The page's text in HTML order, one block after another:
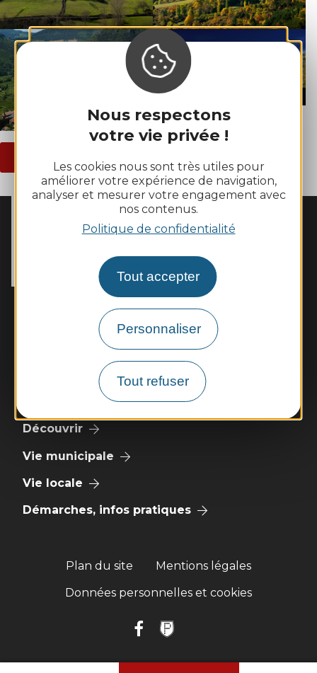
Nous respectons
votre vie privée !
Les cookies nous sont très utiles pour
améliorer votre expérience de navigation,
analyser et mesurer votre engagement avec
nos contenus.
Politique de confidentialité
Tout accepter
Personnaliser
Tout refuser
MAIRIE DEMOSTUÉJOULS
12720 Mostuéjouls
Tél. :05 65 62 60 43
Le lundi de 10h à 12h et le vendredi de 14h à 16h
Nous contacter
Découvrir
Vie municipale
Vie locale
Démarches, infos pratiques
Plan du site Mentions légales
Données personnelles et cookies